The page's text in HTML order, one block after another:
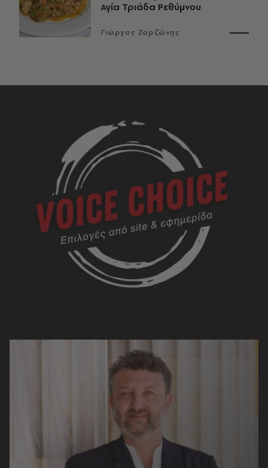
Αγία Τριάδα Ρεθύμνου
Γιώργος Ζαρζώνης